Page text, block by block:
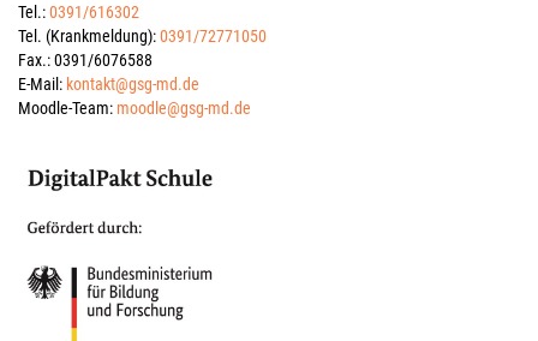
Tel.:0391/616302
Tel. (Krankmeldung):0391/72771050
Fax.: 0391/6076588
E-Mail: kontakt@gsg-md.de
Moodle-Team: moodle@gsg-md.de